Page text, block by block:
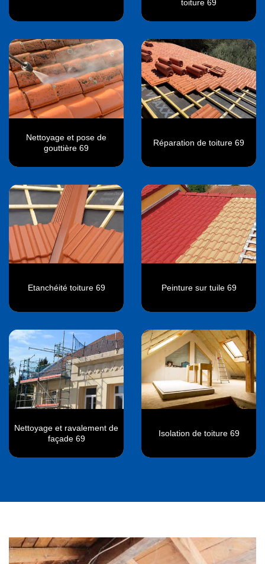
toiture 69
Nettoyage et pose de
gouttière 69
Réparation de toiture 69
Etanchéité toiture 69 Peinture sur tuile 69
Nettoyage et ravalement de
façade 69
Isolation de toiture 69